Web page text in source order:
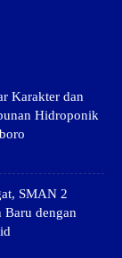
Karakter dan
Hidroponik
SMAN 2
Baru dengan